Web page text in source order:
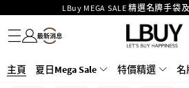
LBuy MEGA SALE 精選名牌手袋
Goyard Hobo / Hobo Mini人氣限量特
LBuy呈獻 - Hermès 及 Chanel 手袋及首
426號舖！
MOKO 1樓175號鋪旗艦店特設名牌
名牌服飾
潮流服飾
童裝
護膚美妝
香水香薰
個人護理
母嬰護理
遊戲及精品玩具
文儀用品
家居生活
電子產品
美食
醫藥保健
運動與戶外用品
主頁 夏日Mega Sale 特價精選 名